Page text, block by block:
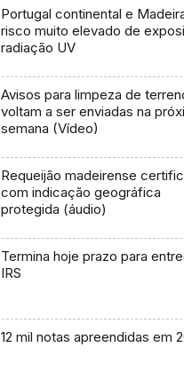
Portugal continental e
risco muito elevado de
radiação UV
Avisos para limpeza de
voltam a ser enviadas na
semana (Vídeo)
Requeijão madeirense
com indicação geográfica
protegida (áudio)
Termina hoje prazo para
IRS
12 mil notas apreendidas em